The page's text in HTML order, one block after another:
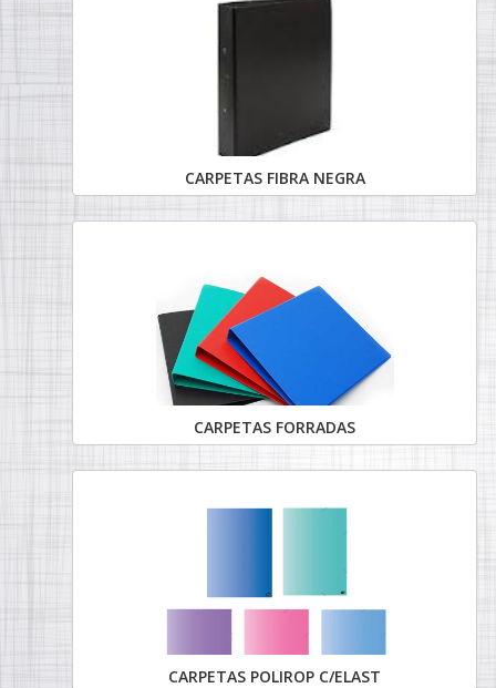
CARPETAS FIBRA NEGRA
CARPETAS FORRADAS
CARPETAS POLIROP C/ELAST